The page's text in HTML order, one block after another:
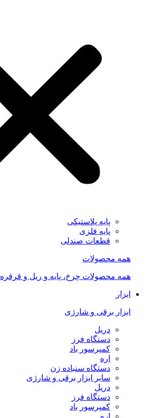
پایه پلاستیکی
پایه فلزی
قطعات صندلی
همه محصولات
همه محصولات چرخ، پایه و ریل و قرقره
ابزار
ابزار برقی و شارژی
دریل
دستگاه فرز
کمپرسور باد
اره
دستگاه سنباده زن
سایر ابزار برقی و شارژی
دریل
دستگاه فرز
کمپرسور باد
اره